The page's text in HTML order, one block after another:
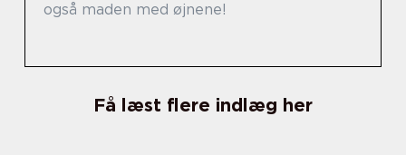
også maden med øjnene!
Få læst flere indlæg her